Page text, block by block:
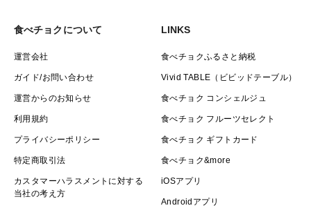
食べチョクについて
運営会社
ガイド/お問い合わせ
運営からのお知らせ
利用規約
プライバシーポリシー
特定商取引法
カスタマーハラスメントに対する
当社の考え方
LINKS
食べチョクふるさと納税
Vivid TABLE（ビビッドテーブル）
食べチョク コンシェルジュ
食べチョク フルーツセレクト
食べチョク ギフトカード
食べチョク&more
iOSアプリ
Androidアプリ